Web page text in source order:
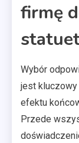
firmę
Wybór
jest kluczowy
efektu
Przede